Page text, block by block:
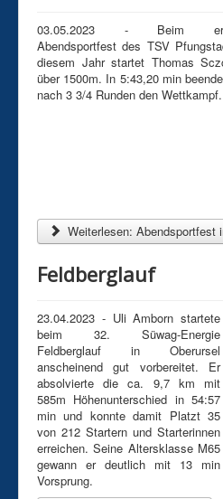
03.05.2023 - Beim
Abendsportfest des TSV
diesem Jahr startet Thomas
über 1500m. In 5:43,20 min
nach 3 3/4 Runden den
Weiterlesen: Abendsportfest
Feldberglauf
23.04.2023 - Uli Amborn startete
beim 32. Süwag-Energie
Feldberglauf in Oberursel
anscheinend gut vorbereitet. Er
absolvierte die ca. 9,7 km mit
585m Höhenunterschied in 54:57
min und konnte damit Platzt 35
von 212 Startern und Starterinnen
erreichen. Seine Altersklasse M65
gewann er deutlich mit 13 min
Vorsprung.